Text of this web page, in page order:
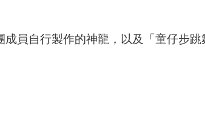
成員自行製作的神龍，以及「童仔步跳